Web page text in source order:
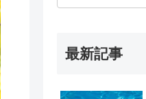
最新記事